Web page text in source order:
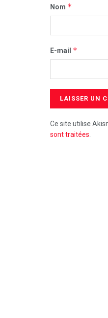
Nom *
E-mail *
Ce site utilise
sont traitées.